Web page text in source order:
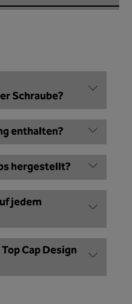
Schraube?
enthalten?
hergestellt?
jedem
Cap Design